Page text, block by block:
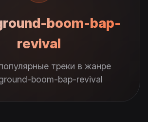
boom-bap-
revival
треки в жанре
boom-bap-revival